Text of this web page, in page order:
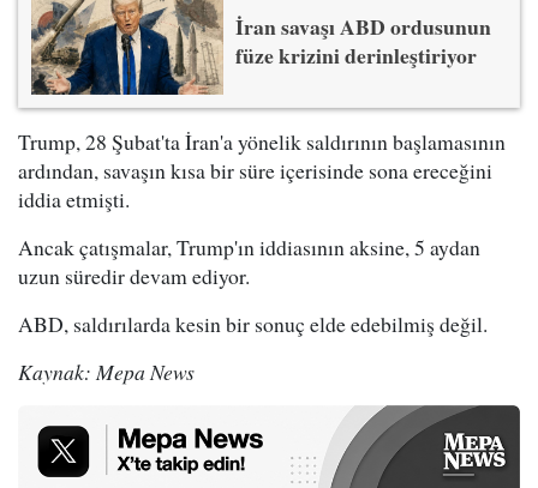
İran savaşı ABD ordusunun
füze krizini derinleştiriyor
Trump, 28 Şubat'ta İran'a yönelik saldırının başlamasının
ardından, savaşın kısa bir süre içerisinde sona ereceğini
iddia etmişti.
Ancak çatışmalar, Trump'ın iddiasının aksine, 5 aydan
uzun süredir devam ediyor.
ABD, saldırılarda kesin bir sonuç elde edebilmiş değil.
Kaynak: Mepa News